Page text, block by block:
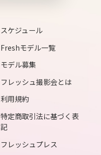
スケジュール
Freshモデル一覧
モデル募集
フレッシュ撮影会とは
利用規約
特定商取引法に基づく表
記
フレッシュプレス